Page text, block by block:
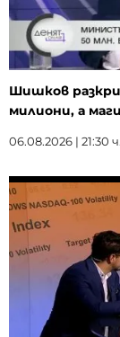
Шишков
милиони, а
06.08.2026 | 21:30 ч.